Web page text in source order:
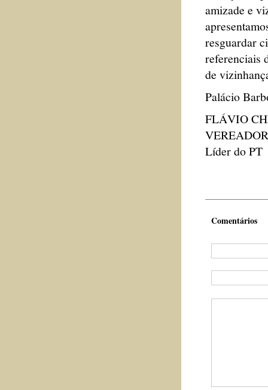
amizade e
resguardar
referenciais
de
Palácio
FLÁVIO
VEREADOR
Líder do PT
Comentários